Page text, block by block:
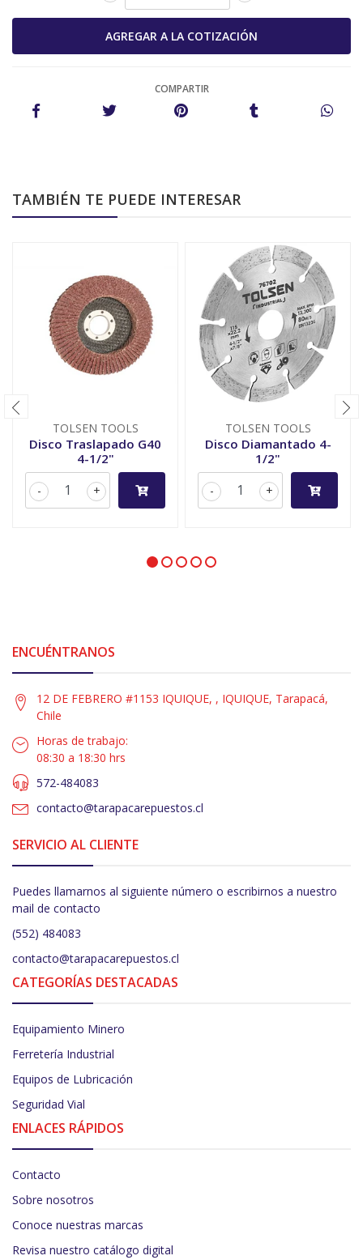
COMPARTIR
TAMBIÉN TE PUEDE INTERESAR
TOLSEN TOOLS
Disco Traslapado G40
4-1/2"
+
-
TOLSEN TOOLS
Disco Diamantado 4-
1/2"
+
-
ENCUÉNTRANOS
12 DE FEBRERO #1153 IQUIQUE, , IQUIQUE, Tarapacá,
Chile
Horas de trabajo:
08:30 a 18:30 hrs
572-484083
contacto@tarapacarepuestos.cl
SERVICIO AL CLIENTE
Puedes llamarnos al siguiente número o escribirnos a nuestro
mail de contacto
(552) 484083
contacto@tarapacarepuestos.cl
CATEGORÍAS DESTACADAS
Equipamiento Minero
Ferretería Industrial
Equipos de Lubricación
Seguridad Vial
ENLACES RÁPIDOS
Contacto
Sobre nosotros
Conoce nuestras marcas
Revisa nuestro catálogo digital